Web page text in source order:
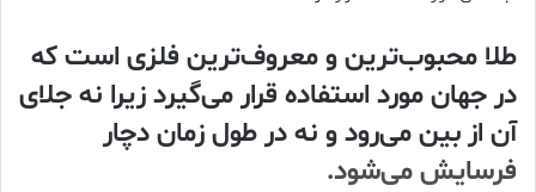
طلا محبوب‌ترین و معروف‌ترین فلزی است که
در جهان مورد استفاده قرار می‌گیرد زیرا نه جلای
آن از بین می‌رود و نه در طول زمان دچار
فرسایش می‌شود.